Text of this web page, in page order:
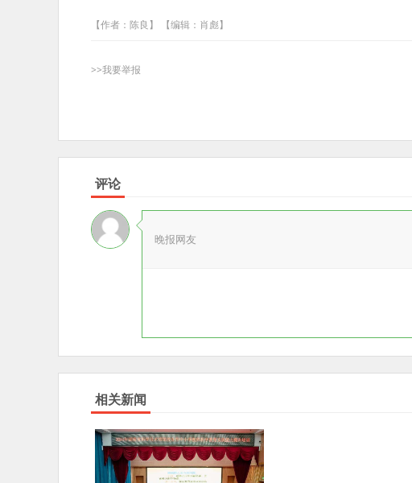
【作者：陈良】 【编辑：肖彪】
>>我要举报
评论
晚报网友
相关新闻